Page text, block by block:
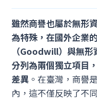
雖然商譽也屬於無形
為特殊，在國外企業
（Goodwill）與無
分列為兩個獨立項目
差異 。在臺灣，商譽
內，這不僅反映了不